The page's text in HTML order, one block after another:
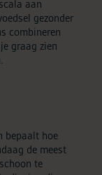
aan
gezonder
combineren
graag zien
bepaalt hoe
de meest
te